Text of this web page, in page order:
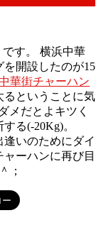
す。 横浜中華
開設したのが15
華街チャーハン
るということに気
メだとよキツく
る(-20Kg)。
いのためにダイ
ーハンに再び目
；